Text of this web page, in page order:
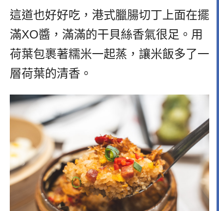
這道也好好吃，港式臘腸切丁上面在擺
滿XO醬，滿滿的干貝絲香氣很足。用
荷葉包裹著糯米一起蒸，讓米飯多了一
層荷葉的清香。